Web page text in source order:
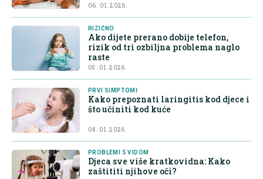
06. 01. 2026.
RIZIČNO
Ako dijete prerano dobije telefon,
rizik od tri ozbiljna problema naglo
raste
05. 01. 2026.
PRVI SIMPTOMI
Kako prepoznati laringitis kod djece i
što učiniti kod kuće
04. 01. 2026.
PROBLEMI S VIDOM
Djeca sve više kratkovidna: Kako
zaštititi njihove oči?